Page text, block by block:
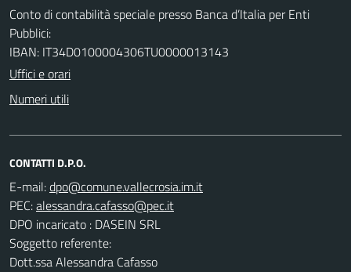
Conto di contabilità speciale presso Banca d’Italia per Enti
Pubblici:
IBAN: IT34D0100004306TU0000013143
Uffici e orari
Numeri utili
CONTATTI D.P.O.
E-mail:
PEC:
DPO incaricato : DASEIN SRL
Soggetto referente:
Dott.ssa Alessandra Cafasso